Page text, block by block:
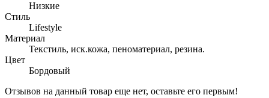
Низкие
Стиль
Lifestyle
Материал
Текстиль, иск.кожа, пеноматериал, резина.
Цвет
Бордовый
Отзывов на данный товар еще нет, оставьте его первым!